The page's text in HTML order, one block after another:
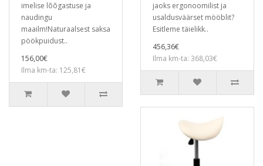
imelise lõõgastuse ja
naudingu
maailm!Naturaalsest saksa
pöökpuidust..
156,00€
Ilma km-ta: 125,81€
jaoks ergonoomilist ja
usaldusväärset mööblit?
Esitleme täielikk..
456,36€
Ilma km-ta: 368,03€